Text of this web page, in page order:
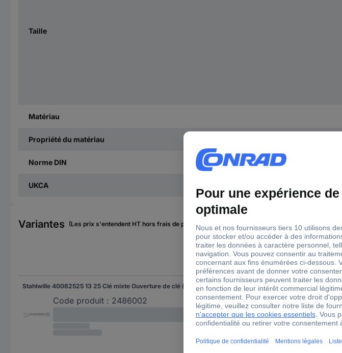
Taille
Matériau
Propriété du matériau
Norme DIN
UKCA
Variantes (Les prix s'entendent HT hors frais de port)
Matériau
Stahlwille 40082525 13 25 Clé mixte Ouverture de clé (métrique) 25 mm
Code produit : 2486002
alliage d'acier chromé